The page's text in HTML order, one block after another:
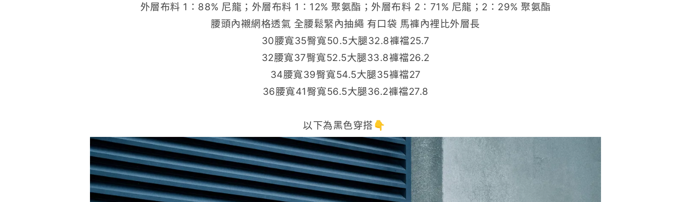
外層布料 1：88% 尼龍；外層布料 1：12% 聚氨酯；外層布料 2：71% 尼龍；2：29% 聚氨酯
腰頭內襯網格透氣 全腰鬆緊內抽繩 有口袋 馬褲內裡比外層長
30腰寬35臀寬50.5大腿32.8褲襠25.7
32腰寬37臀寬52.5大腿33.8褲襠26.2
34腰寬39臀寬54.5大腿35褲襠27
36腰寬41臀寬56.5大腿36.2褲襠27.8
以下為黑色穿搭👇